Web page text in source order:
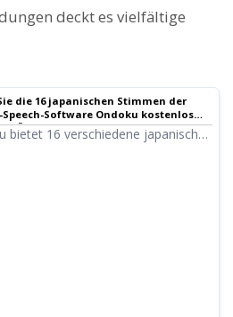
deckt es vielfältige
die 16 japanischen Stimmen der
Speech-Software Ondoku kostenlos
Ändern Sie den Eindruck durch
bietet 16 verschiedene japanische